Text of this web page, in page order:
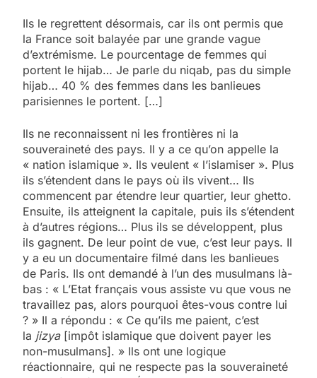
Ils le regrettent désormais, car ils ont permis que
la France soit balayée par une grande vague
d’extrémisme. Le pourcentage de femmes qui
portent le hijab… Je parle du niqab, pas du simple
hijab… 40 % des femmes dans les banlieues
parisiennes le portent. […]
Ils ne reconnaissent ni les frontières ni la
souveraineté des pays. Il y a ce qu’on appelle la
« nation islamique ». Ils veulent « l’islamiser ». Plus
ils s’étendent dans le pays où ils vivent… Ils
commencent par étendre leur quartier, leur ghetto.
Ensuite, ils atteignent la capitale, puis ils s’étendent
à d’autres régions… Plus ils se développent, plus
ils gagnent. De leur point de vue, c’est leur pays. Il
y a eu un documentaire filmé dans les banlieues
de Paris. Ils ont demandé à l’un des musulmans là-
bas : « L’Etat français vous assiste vu que vous ne
travaillez pas, alors pourquoi êtes-vous contre lui
? » Il a répondu : « Ce qu’ils me paient, c’est
la jizya[impôt islamique que doivent payer les
non-musulmans]. » Ils ont une logique
réactionnaire, qui ne respecte pas la souveraineté